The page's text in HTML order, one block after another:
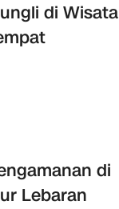
di Wisata
di
Lebaran